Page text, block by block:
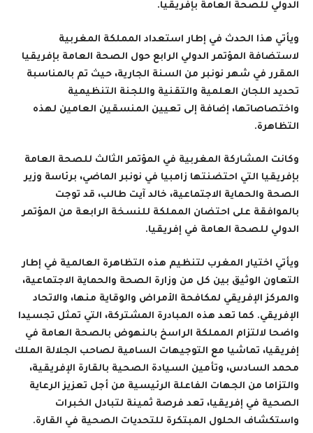
الدولي للصحة العامة بإفريقيا.
ويأتي هذا الحدث في إطار استعداد المملكة المغربية
لاستضافة المؤتمر الدولي الرابع حول الصحة العامة بإفريقيا
المقرر في شهر نونبر من السنة الجارية، حيث تم بالمناسبة
تحديد اللجان العلمية والتقنية واللجنة التنظيمية
واختصاصاتها، إضافة إلى تعيين المنسقين العامين لهذه
التظاهرة.
وكانت المشاركة المغربية في المؤتمر الثالث للصحة العامة
بإفريقيا التي احتضنتها زامبيا في نونبر الماضي، برئاسة وزير
الصحة والحماية الاجتماعية، خالد آيت طالب، قد توجت
بالموافقة على احتضان المملكة للنسخة الرابعة من المؤتمر
الدولي للصحة العامة في إفريقيا.
ويأتي اختيار المغرب لتنظيم هذه التظاهرة العالمية في إطار
التعاون الوثيق بين كل من وزارة الصحة والحماية الاجتماعية،
والمركز الإفريقي لمكافحة الأمراض والوقاية منها، والاتحاد
الإفريقي. كما تعد هذه المبادرة المشتركة، التي تمثل تجسيدا
واضحا لالتزام المملكة الراسخ بالنهوض بالصحة العامة في
إفريقيا، تماشيا مع التوجيهات السامية لصاحب الجلالة الملك
محمد السادس، وتأمين السيادة الصحية بالقارة الإفريقية،
والتزاما من الجهات الفاعلة الرئيسية من أجل تعزيز الرعاية
الصحية في إفريقيا، تعد فرصة ثمينة لتبادل الخبرات
واستكشاف الحلول المبتكرة للتحديات الصحية في القارة.